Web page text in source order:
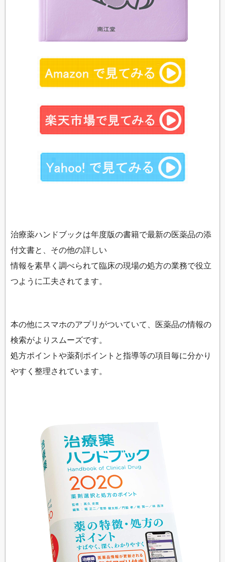
治療薬ハンドブックは年度版の書籍で最新の医薬品の添
付文書と、その他の詳しい
情報を素早く調べられて臨床の現場の処方の業務で役立
つように工夫されてます。
本の他にスマホのアプリがついていて、医薬品の情報の
検索がよりスムーズです。
処方ポイントや薬剤ポイントと指導等の項目毎に分かり
やすく整理されています。